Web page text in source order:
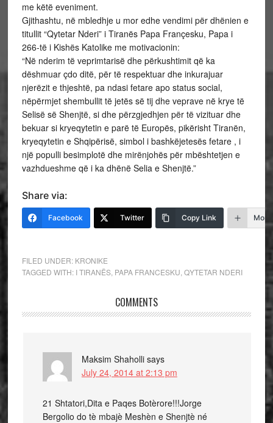
me këtë eveniment.
Gjithashtu, në mbledhje u mor edhe vendimi për dhënien e
titullit “Qytetar Nderi” i Tiranës Papa Françesku, Papa i
266-të i Kishës Katolike me motivacionin:
“Në nderim të veprimtarisë dhe përkushtimit që ka
dëshmuar çdo ditë, për të respektuar dhe inkurajuar
njerëzit e thjeshtë, pa ndasi fetare apo status social,
nëpërmjet shembullit të jetës së tij dhe veprave në krye të
Selisë së Shenjtë, si dhe përzgjedhjen për të vizituar dhe
bekuar si kryeqytetin e parë të Europës, pikërisht Tiranën,
kryeqytetin e Shqipërisë, simbol i bashkëjetesës fetare , i
një populli besimplotë dhe mirënjohës për mbështetjen e
vazhdueshme që i ka dhënë Selia e Shenjtë.”
Share via:
Facebook Twitter Copy Link More
FILED UNDER: KRONIKE
TAGGED WITH: I TIRANËS, PAPA FRANCESKU QYTETAR NDERI
COMMENTS
Maksim Shaholli says
July 24, 2014 at 2:13 pm
21 Shtatori,Dita e Paqes Botèrore!!!Jorge
Bergolio do tè mbajè Meshèn e Shenjtè né